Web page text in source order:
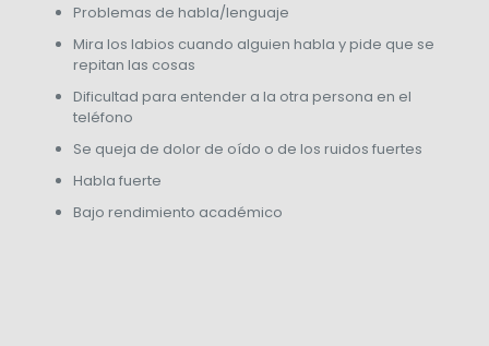
Problemas de habla/lenguaje
Mira los labios cuando alguien habla y pide que se
repitan las cosas
Dificultad para entender a la otra persona en el
teléfono
Se queja de dolor de oído o de los ruidos fuertes
Habla fuerte
Bajo rendimiento académico